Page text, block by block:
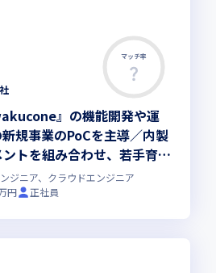
マッチ率
』の機能開発や運
規事業のPoCを主導／内製
トを組み合わせ、若手育成
当します
ジニア、クラウドエンジニア
円 正社員